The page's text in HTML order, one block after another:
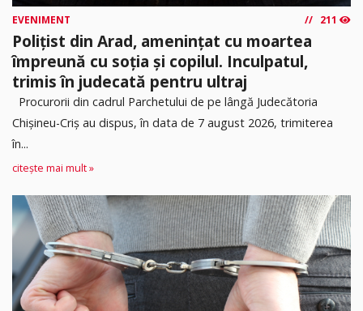
EVENIMENT 211
Polițist din Arad, amenințat cu moartea
împreună cu soția și copilul. Inculpatul,
trimis în judecată pentru ultraj
Procurorii din cadrul Parchetului de pe lângă Judecătoria
Chișineu-Criș au dispus, în data de 7 august 2026, trimiterea
în...
citește mai mult »